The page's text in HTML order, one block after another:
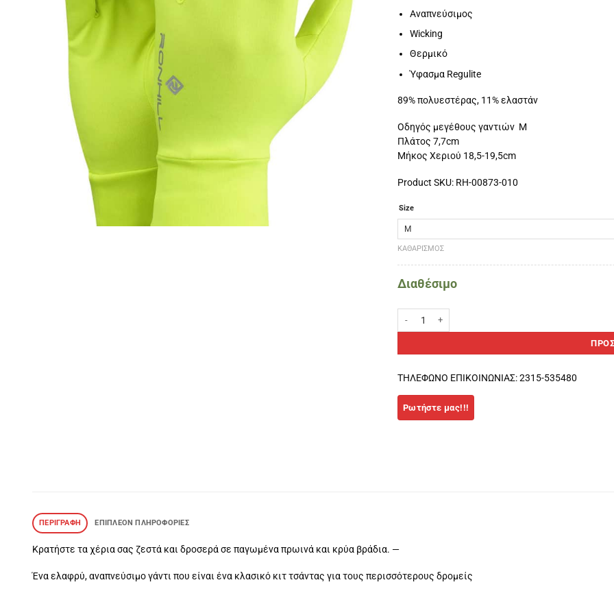
Αναπνεύσιμος
Wicking
Θερμικό
Ύφασμα Regulite
89% πολυεστέρας, 11% ελαστάν
Οδηγός μεγέθους γαντιών M
Πλάτος 7,7cm
Μήκος Χεριού 18,5-19,5cm
Product SKU: RH-00873-010
Size
ΚΑΘΑΡΙΣΜΌΣ
Διαθέσιμο
ΤΗΛΕΦΩΝΟ ΕΠΙΚΟΙΝΩΝΙΑΣ: 2315-535480
ΠΕΡΙΓΡΑΦΉ ΕΠΙΠΛΈΟΝ ΠΛΗΡΟΦΟΡΊΕΣ
Κρατήστε τα χέρια σας ζεστά και δροσερά σε παγωμένα πρωινά και κρύα βράδια. —
Ένα ελαφρύ, αναπνεύσιμο γάντι που είναι ένα κλασικό κιτ τσάντας για τους περισσότερους δρομείς